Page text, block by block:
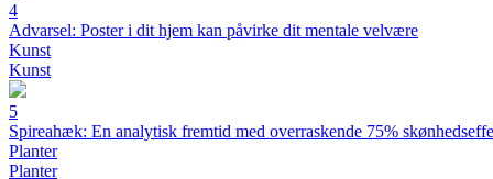
4
Advarsel: Poster i dit hjem kan påvirke dit mentale velvære
Kunst
Kunst
5
Spireahæk: En analytisk fremtid med overraskende 75%
Planter
Planter